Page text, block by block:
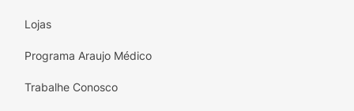
Lojas
Programa Araujo Médico
Trabalhe Conosco